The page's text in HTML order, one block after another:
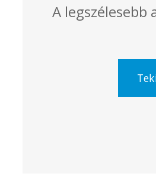
A